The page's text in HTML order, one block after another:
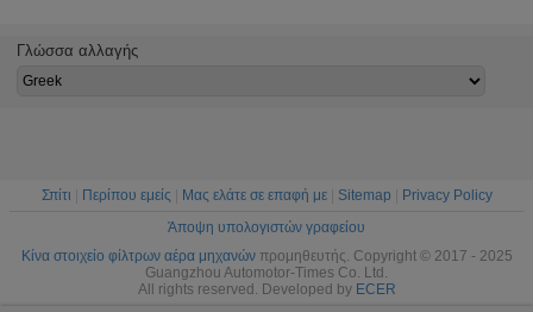
Φίλτρα
αυτοκινήτων
Γλώσσα αλλαγής
Σπίτι Περίπου εμείς Μας ελάτε σε επαφή με| Sitemap
Privacy Policy
Άποψη υπολογιστών γραφείου
Κίνα στοιχείο φίλτρων αέρα μηχανώνπρομηθευτής. Copyright © 2017 - 2025
Guangzhou Automotor-Times Co. Ltd.
All rights reserved. Developed by ECER